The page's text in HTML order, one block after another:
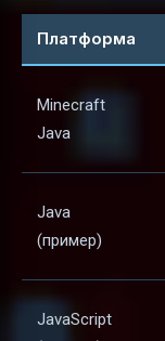
Платформа
Minecraft
Java
Java
(пример)
JavaScript